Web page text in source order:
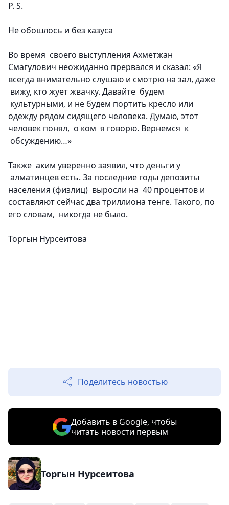
P. S.
Не обошлось и без казуса
Во время своего выступления Ахметжан
Смагулович неожиданно прервался и сказал: «Я
всегда внимательно слушаю и смотрю на зал, даже
вижу, кто жует жвачку. Давайте будем
культурными, и не будем портить кресло или
одежду рядом сидящего человека. Думаю, этот
человек понял, о ком я говорю. Вернемся к
обсуждению…»
Также аким уверенно заявил, что деньги у
алматинцев есть. За последние годы депозиты
населения (физлиц) выросли на 40 процентов и
составляют сейчас два триллиона тенге. Такого, по
его словам, никогда не было.
Торгын Нурсеитова
Поделитесь новостью
Добавить в Google, чтобы
читать новости первым
Торгын Нурсеитова